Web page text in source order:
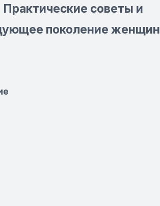
советы и
поколение женщин